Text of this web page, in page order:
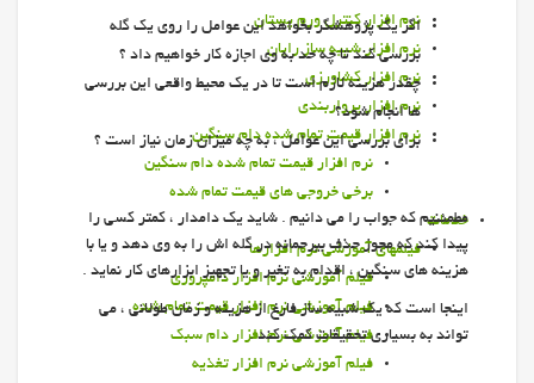
نرم افزار كنترل ورم پستان
نرم افزار شبیه ساز رایان
نرم افزار کشاورزی
نرم افزار پرواربندی
نرم افزار قيمت تمام شده دام سنگین
نرم افزار قيمت تمام شده دام سنگین
برخي خروجي هاي قيمت تمام شده
خدمات
فیلمهای آموزشی نرم افزارها
فيلم آموزشي نرم افزار دامپروری
فیلم آموزشی نرم افزار قیمت تمام شده
فیلم آموزشی نرم افزار دام سبک
فیلم آموزشی نرم افزار تغذیه
اگر یک پژوهشگر بخواهد این عوامل را روی یک گله
بررسی کند تا چه حد به وی اجازه کار خواهیم داد ؟
چقدر هزينه لازم است تا در يك محيط واقعي اين بررسي
ها انجام شود؟
براي بررسي اين عوامل ، به چه ميزان زمان نياز است ؟
مطمئنیم که جواب را می دانیم . شايد يك دامدار ، كمتر كسي را
پيدا كند كه مجوز حذف بيرحمانه در گله اش را به وي دهد و يا با
هزينه هاي سنگين ، اقدام به تغير و يا تجهيز ابزارهاي كار نمايد .
اینجا است که یک شبیه ساز فارغ از هزينه و زمان طولاني ، می
تواند به بسیاری تحقیقات کمک کند .